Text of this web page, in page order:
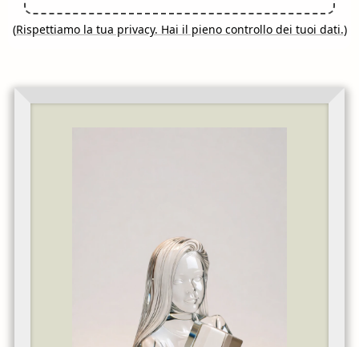
(Rispettiamo la tua privacy. Hai il pieno controllo dei tuoi dati.)